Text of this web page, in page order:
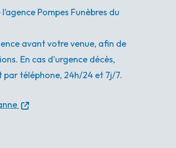
Pompes Funèbres du
avant votre venue, afin de
En cas d'urgence décès,
téléphone, 24h/24 et 7j/7.